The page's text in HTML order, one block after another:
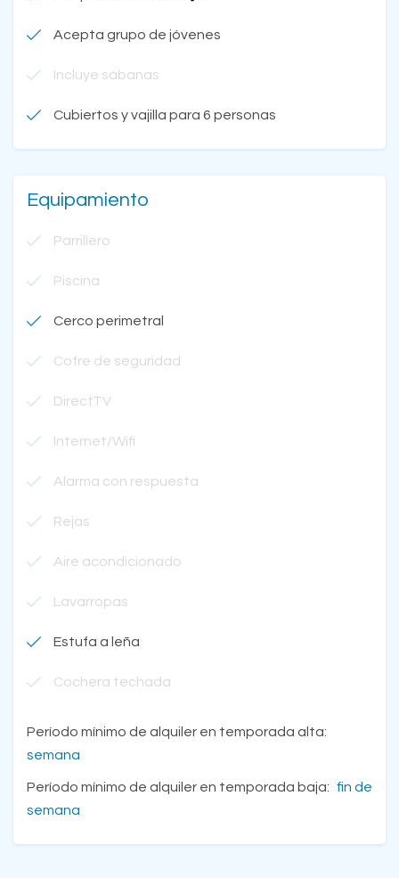
Acepta grupo de jóvenes
Incluye sábanas
Cubiertos y vajilla para 6 personas
Equipamiento
Parrillero
Piscina
Cerco perimetral
Cofre de seguridad
DirectTV
Internet/Wifi
Alarma con respuesta
Rejas
Aire acondicionado
Lavarropas
Estufa a leña
Cochera techada
Período mínimo de alquiler en temporada alta:
semana
Período mínimo de alquiler en temporada baja: fin de
semana